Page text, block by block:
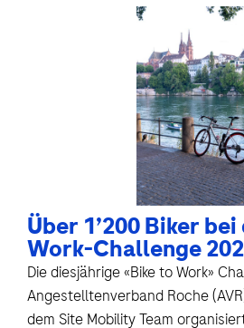
Über 1’200 Biker
Work-Challenge
Die diesjährige «Bike to Work»
Angestelltenverband Roche
dem Site Mobility Team